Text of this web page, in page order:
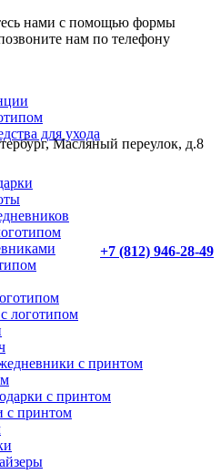
нами с помощью формы
нам по телефону
Масляный переулок, д.8
+7 (812) 946-28-49
для ухода
логотипом
с принтом
с принтом
с принтом